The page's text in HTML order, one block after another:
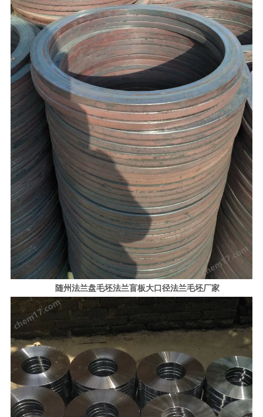
随州法兰盘毛坯法兰盲板大口径法兰毛坯厂家